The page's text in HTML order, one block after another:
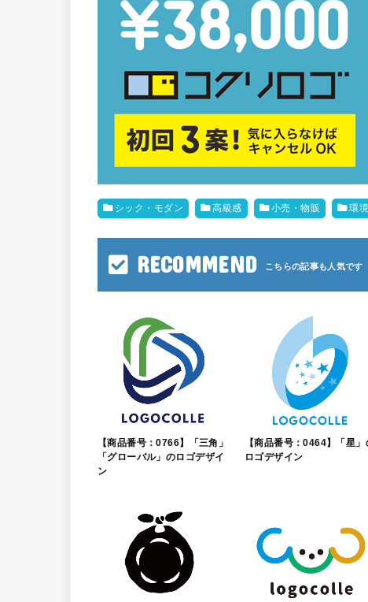
シック・モダン 高級感 小売・物販 環
RECOMMEND
【商品番号：0766】「三角」
「グローバル」のロゴデザイ
ン
【商品番号：0464】「星」
ロゴデザイン